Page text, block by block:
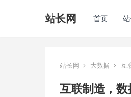
站长网 首页
站长网 大数据 互
互联制造，